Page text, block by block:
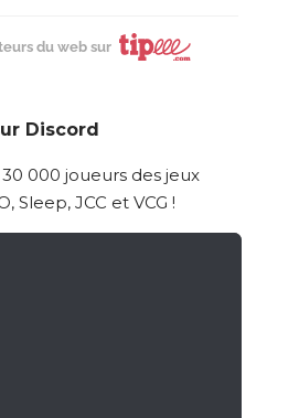
du web sur
Discord
000 joueurs des jeux
Sleep, JCC et VCG !